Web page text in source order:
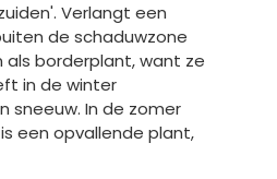
Verlangt een
de schaduwzone
als borderplant, want ze
in de winter
sneeuw. In de zomer
een opvallende plant,